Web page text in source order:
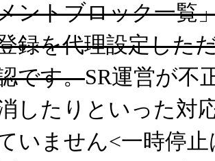
ントブロック一覧
録を代理設定した
です。SR運営が不
したりといった対
いません<一時停